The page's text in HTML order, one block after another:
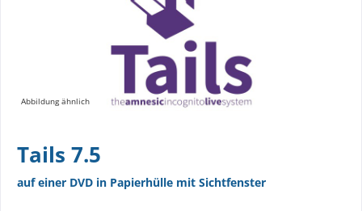
Abbildung ähnlich
Tails 7.5
auf einer DVD in Papierhülle mit Sichtfenster